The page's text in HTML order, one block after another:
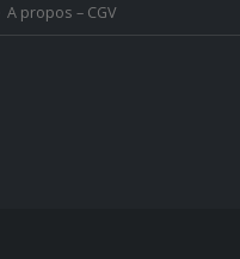
A propos – CGV